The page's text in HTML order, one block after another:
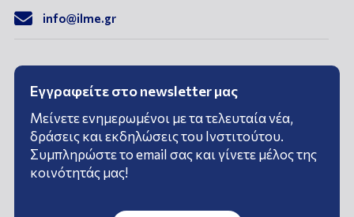
 info@ilme.gr
Εγγραφείτε στο newsletter μας
Μείνετε ενημερωμένοι με τα τελευταία νέα,
δράσεις και εκδηλώσεις του Ινστιτούτου.
Συμπληρώστε το email σας και γίνετε μέλος της
κοινότητάς μας!